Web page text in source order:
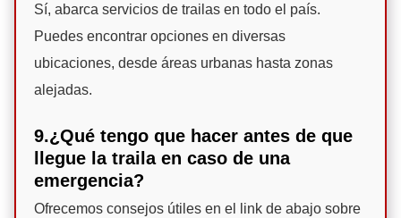
Sí, abarca servicios de trailas en todo el país.
Puedes encontrar opciones en diversas
ubicaciones, desde áreas urbanas hasta zonas
alejadas.
9.¿Qué tengo que hacer antes de que
llegue la traila en caso de una
emergencia?
Ofrecemos consejos útiles en el link de abajo sobre